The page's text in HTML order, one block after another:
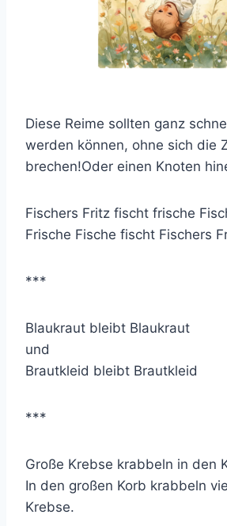
Diese Reime sollten ganz
werden können, ohne sich die
brechen!Oder einen Knoten
Fischers Fritz fischt frische
Frische Fische fischt Fischers
***
Blaukraut bleibt Blaukraut
und
Brautkleid bleibt Brautkleid
***
Große Krebse krabbeln in den
In den großen Korb krabbeln
Krebse.